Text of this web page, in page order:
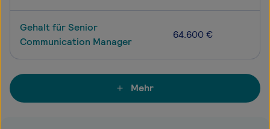
Gehalt für Senior
Communication Manager
64.600 €
Mehr